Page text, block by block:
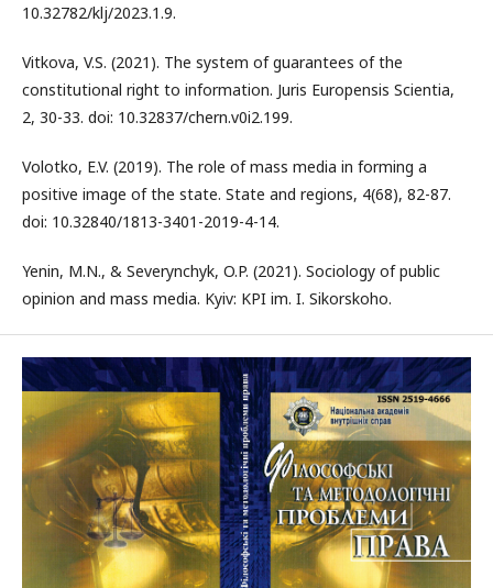
10.32782/klj/2023.1.9.
Vitkova, V.S. (2021). The system of guarantees of the
constitutional right to information. Juris Europensis Scientia,
2, 30-33. doi: 10.32837/chern.v0i2.199.
Volotko, E.V. (2019). The role of mass media in forming a
positive image of the state. State and regions, 4(68), 82-87.
doi: 10.32840/1813-3401-2019-4-14.
Yenin, M.N., & Severynchyk, O.P. (2021). Sociology of public
opinion and mass media. Kyiv: KPI im. I. Sikorskoho.